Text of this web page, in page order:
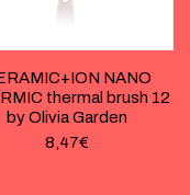
NANO
thermal brush 12
by Olivia Garden
8,47€